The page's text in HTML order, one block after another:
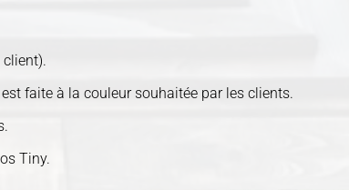
faite à la couleur souhaitée par les clients.
Tiny.